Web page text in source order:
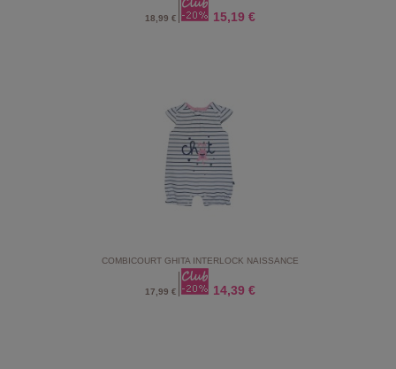
18,99 € 15,19 €
COMBICOURT GHITA INTERLOCK NAISSANCE
17,99 € 14,39 €